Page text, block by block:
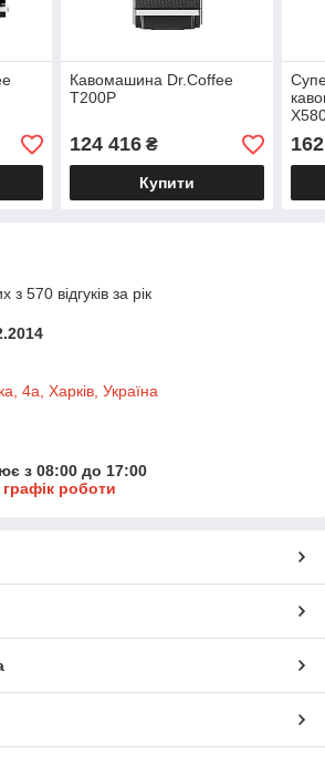
Кавомашина Dr.Coffee
T200P
124 416₴
Купити
з 570 відгуків за рік
4а, Харків, Україна
з 08:00 до 17:00
роботи